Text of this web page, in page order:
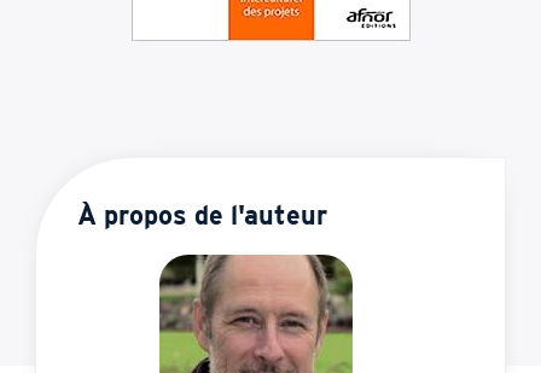
À propos de l'auteur